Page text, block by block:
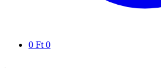
0 Ft 0